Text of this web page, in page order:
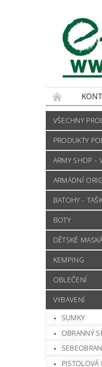
VŠECHNY
PRODUKTY
ARMY SHOP -
ARMÁDNÍ
BATOHY -
BOTY
DĚTSKÉ
KEMPING
OBLEČENÍ
VYBAVENÍ
SUMKY
OBRANNÝ
PISTOLOVÁ